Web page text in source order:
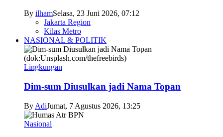
By ilhamSelasa, 23 Juni 2026, 07:12
Jakarta Region
Kilas Metro
NASIONAL & POLITIK
Lingkungan
Dim-sum Diusulkan jadi Nama Topan
By AdiJumat, 7 Agustus 2026, 13:25
Nasional